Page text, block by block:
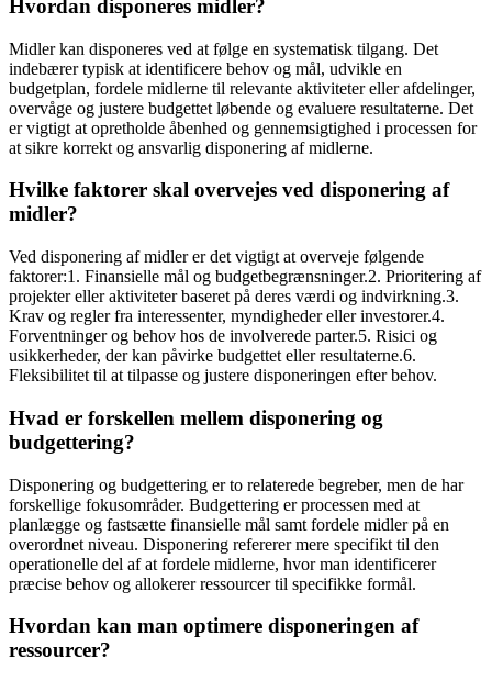
Hvordan disponeres midler?
Midler kan disponeres ved at følge en systematisk tilgang. Det
indebærer typisk at identificere behov og mål, udvikle en
budgetplan, fordele midlerne til relevante aktiviteter eller afdelinger,
overvåge og justere budgettet løbende og evaluere resultaterne. Det
er vigtigt at opretholde åbenhed og gennemsigtighed i processen for
at sikre korrekt og ansvarlig disponering af midlerne.
Hvilke faktorer skal overvejes ved disponering af
midler?
Ved disponering af midler er det vigtigt at overveje følgende
faktorer:1. Finansielle mål og budgetbegrænsninger.2. Prioritering af
projekter eller aktiviteter baseret på deres værdi og indvirkning.3.
Krav og regler fra interessenter, myndigheder eller investorer.4.
Forventninger og behov hos de involverede parter.5. Risici og
usikkerheder, der kan påvirke budgettet eller resultaterne.6.
Fleksibilitet til at tilpasse og justere disponeringen efter behov.
Hvad er forskellen mellem disponering og
budgettering?
Disponering og budgettering er to relaterede begreber, men de har
forskellige fokusområder. Budgettering er processen med at
planlægge og fastsætte finansielle mål samt fordele midler på en
overordnet niveau. Disponering refererer mere specifikt til den
operationelle del af at fordele midlerne, hvor man identificerer
præcise behov og allokerer ressourcer til specifikke formål.
Hvordan kan man optimere disponeringen af
ressourcer?